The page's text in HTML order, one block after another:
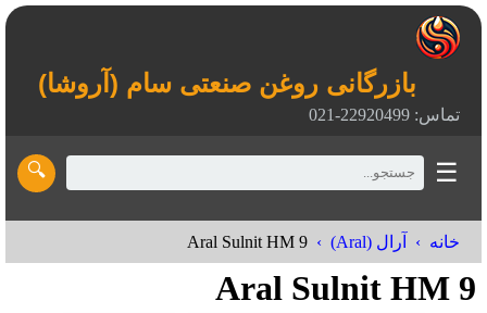
بازرگانی روغن صنعتی سام (آروشا)
تماس: 22920499-021
☰
🔍
خانه آرال (Aral) Aral Sulnit HM 9
Aral Sulnit HM 9